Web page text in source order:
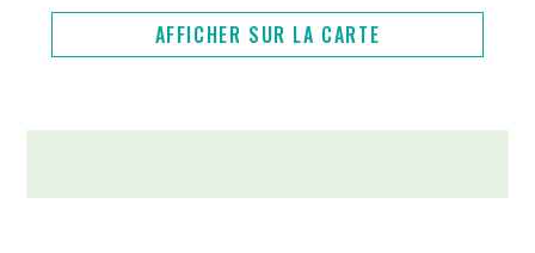
AFFICHER SUR LA CARTE